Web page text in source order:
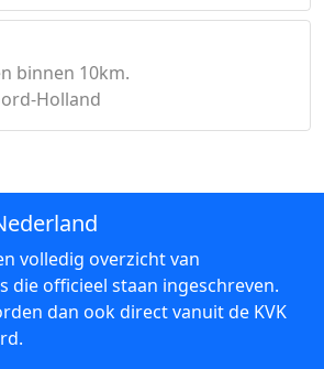
binnen 10km.
Holland
volledig overzicht van
die officieel staan ingeschreven.
dan ook direct vanuit de KVK